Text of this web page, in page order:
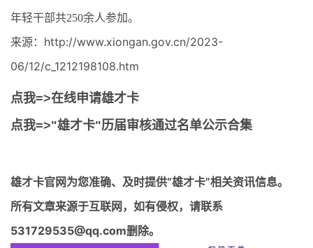
年轻干部共250余人参加。
来源：http://www.xiongan.gov.cn/2023-
06/12/c_1212198108.htm
点我=>在线申请雄才卡
点我=>"雄才卡"历届审核通过名单公示合集
雄才卡官网为您准确、及时提供“雄才卡”相关资讯信息。
所有文章来源于互联网，如有侵权，请联系
531729535@qq.com删除。